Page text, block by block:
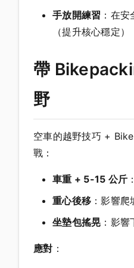
手放開練習 ：在
（提升核心穩定）
帶
野
空車的越野技巧 +
戰：
車重 + 5-15 公斤
重心後移 ：影響
坐墊包搖晃 ：影
應對 ：